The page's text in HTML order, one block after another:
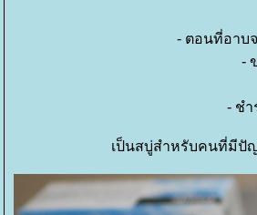
- ตอนที่อาบ
-
- ชำ
เป็นสบู่สำหรับคนที่มีปัญ